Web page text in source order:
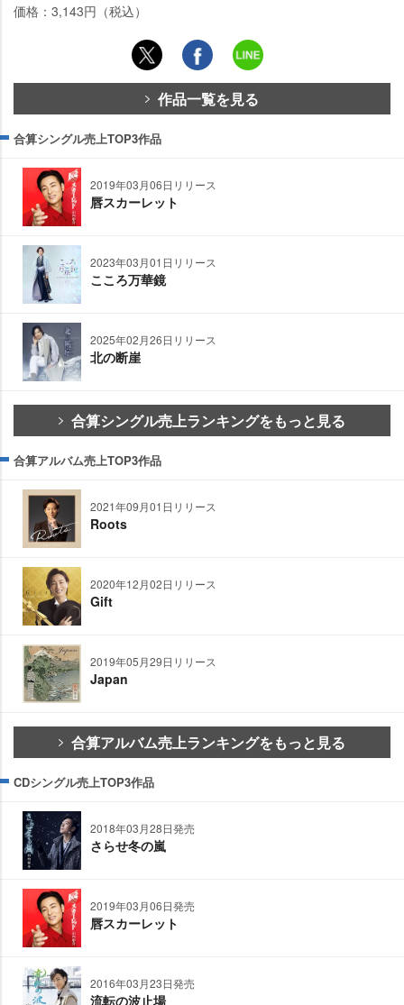
価格：3,143円（税込）
作品一覧を見る
合算シングル売上TOP3作品
2019年03月06日リリース
唇スカーレット
2023年03月01日リリース
こころ万華鏡
2025年02月26日リリース
北の断崖
合算シングル売上ランキングをもっと見る
合算アルバム売上TOP3作品
2021年09月01日リリース
Roots
2020年12月02日リリース
Gift
2019年05月29日リリース
Japan
合算アルバム売上ランキングをもっと見る
CDシングル売上TOP3作品
2018年03月28日発売
さらせ冬の嵐
2019年03月06日発売
唇スカーレット
2016年03月23日発売
流転の波止場